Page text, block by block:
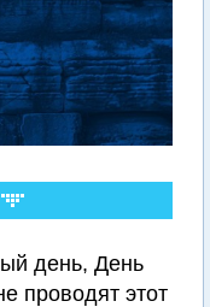
день, День
проводят этот